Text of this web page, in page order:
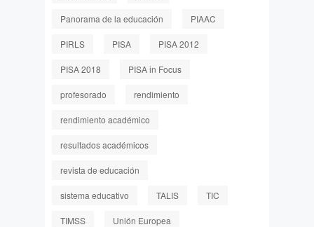
Panorama de la educación PIAAC
PIRLS PISA PISA 2012
PISA 2018 PISA in Focus
profesorado rendimiento
rendimiento académico
resultados académicos
revista de educación
sistema educativo TALIS TIC
TIMSS Unión Europea